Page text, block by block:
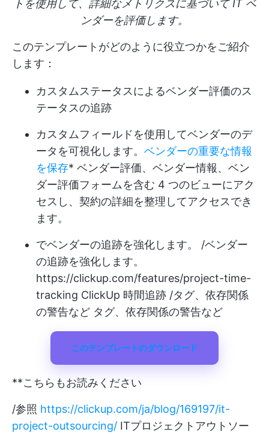
トを使用して、詳細なメトリクスに基づいて IT ベ
ンダーを評価します。
このテンプレートがどのように役立つかをご紹介
します：
カスタムステータスによるベンダー評価のス
テータスの追跡
カスタムフィールドを使用してベンダーのデ
ータを可視化します。 ベンダーの重要な情報
を保存* ベンダー評価、ベンダー情報、ベン
ダー評価フォームを含む 4 つのビューにアク
セスし、契約の詳細を整理してアクセスでき
ます。
でベンダーの追跡を強化します。 /ベンダー
の追跡を強化します。
https://clickup.com/features/project-time-
tracking ClickUp 時間追跡 /タグ、依存関係
の警告など タグ、依存関係の警告など
このテンプレートのダウンロード
**こちらもお読みください
/参照 https://clickup.com/ja/blog/169197/it-
project-outsourcing/ ITプロジェクトアウトソー